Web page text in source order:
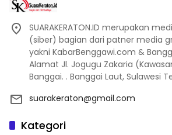
SUARAKERATON.ID merupakan
(siber) bagian dari patner media
yakni KabarBenggawi.com &
Alamat Jl. Jogugu Zakaria
Banggai. . Banggai Laut, Sulawesi
suarakeraton@gmail.com
Kategori